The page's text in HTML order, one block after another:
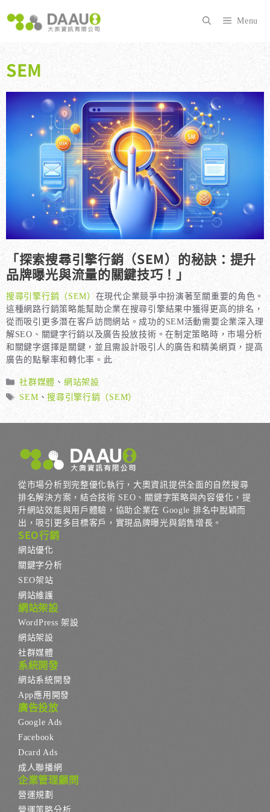
至
內
容
Menu
SEM
「探索搜尋引擎行銷（SEM）的秘訣：提升
品牌曝光與流量的關鍵技巧！」
搜尋引擎行銷（SEM） 在現代企業競爭中扮演著至關重要的角色。
這種網路行銷策略能幫助企業在搜尋引擎結果中獲得更高的排名，
從而吸引更多潛在客戶訪問網站。成功的SEM活動需要企業深入理
解SEO、關鍵字行銷以及廣告投放技術。在制定策略時，市場分析
和關鍵字選擇是關鍵，並且需設計吸引人的廣告和精美網頁，提高
廣告的點擊率和轉化率。此
分
類
社群媒體 、 網站架設
標
SEM 、搜尋引擎行銷（SEM）
從市場分析到完整優化執行，大奧資訊提供全面的自然搜尋
排名解決方案，結合技術 SEO、關鍵字策略與內容優化，提
升網站效能與用戶體驗，協助企業在 Google 排名中脫穎而
出，吸引更多目標客戶，實現品牌曝光與銷售增長。
SEO行銷
網站優化
關鍵字分析
SEO架站
網站維護
網站架設
WordPress 架設
網站架設
社群媒體
系統開發
網站系統開發
App應用開發
廣告投放
Google Ads
Facebook
Dcard Ads
成人聯播網
企業管理顧問
營運規劃
營運策略分析